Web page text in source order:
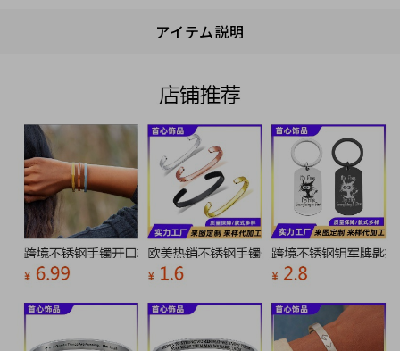
アイテム説明